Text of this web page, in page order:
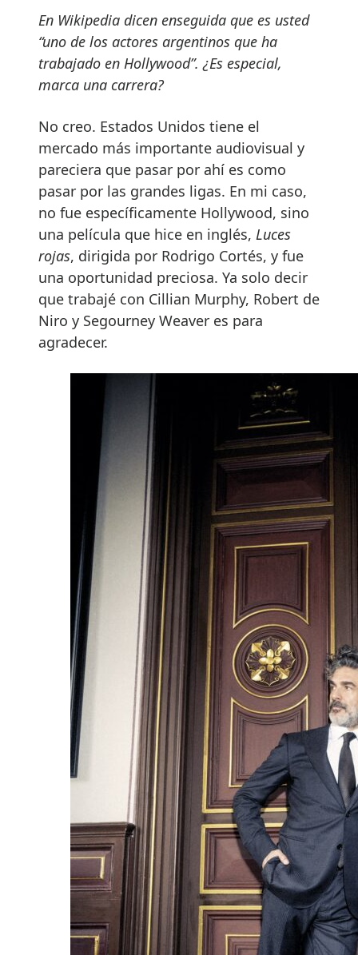
En Wikipedia dicen enseguida que es usted
“uno de los actores argentinos que ha
trabajado en Hollywood”. ¿Es especial,
marca una carrera?
No creo. Estados Unidos tiene el
mercado más importante audiovisual y
pareciera que pasar por ahí es como
pasar por las grandes ligas. En mi caso,
no fue específicamente Hollywood, sino
una película que hice en inglés, Luces
rojas, dirigida por Rodrigo Cortés, y fue
una oportunidad preciosa. Ya solo decir
que trabajé con Cillian Murphy, Robert de
Niro y Segourney Weaver es para
agradecer.